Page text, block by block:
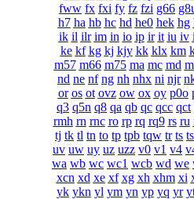
fww fx fxi fy fz fzi g66
h7 ha hb hc hd he0 hek hg
ik il ilr im in io ip ir it iu iv
ke kf kg kj kjy kk klx km
m57 m66 m75 ma mc md
nd ne nf ng nh nhx ni njr
or os ot ovz ow ox oy p0o
q3 q5n q8 qa qb qc qcc qct
rmh rn rnc ro rp rq rq9 rs ru
tj tk tl tn to tp tpb tqw tr ts
uv uw uy uz uzz v0 v1 v4
wa wb wc wc1 wcb wd we
xcn xd xe xf xg xh xhm xi
yk ykn yl ym yn yp yq yr